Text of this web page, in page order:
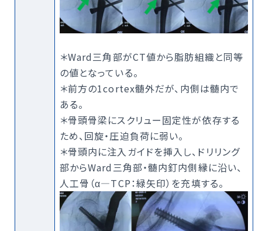
＊Ward三角部がCT値から脂肪組織と同等
の値となっている。
＊前方の1cortex髄外だが、内側は髄内で
ある。
＊骨頭骨梁にスクリュー固定性が依存する
ため、回旋・圧迫負荷に弱い。
＊骨頭内に注入ガイドを挿入し、ドリリング
部からWard三角部・髄内釘内側縁に沿い、
人工骨（α―TCP：緑矢印）を充填する。